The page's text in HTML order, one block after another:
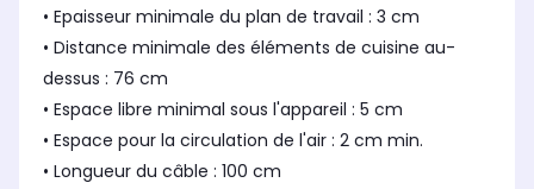
• Epaisseur minimale du plan de travail : 3 cm
• Distance minimale des éléments de cuisine au-
dessus : 76 cm
• Espace libre minimal sous l'appareil : 5 cm
• Espace pour la circulation de l'air : 2 cm min.
• Longueur du câble : 100 cm